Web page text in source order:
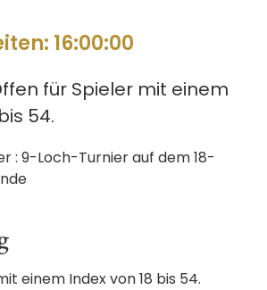
16:00:00
für Spieler mit einem
54.
: 9-Loch-Turnier auf dem 18-
einem Index von 18 bis 54.